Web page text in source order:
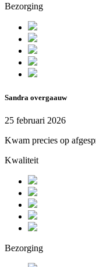
Bezorging
Sandra overgaauw
25 februari 2026
Kwam precies op
Kwaliteit
Bezorging